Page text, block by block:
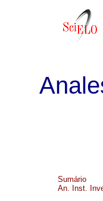
Sumário
An. Inst.